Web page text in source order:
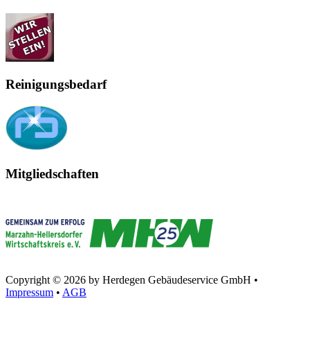
Reinigungsbedarf
Mitgliedschaften
Copyright © 2026 by Herdegen Gebäudeservice GmbH •
Impressum • AGB